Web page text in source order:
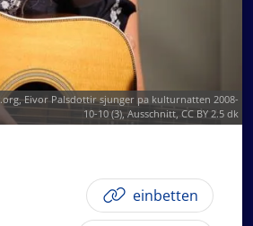
Eivor Palsdottir sjunger pa kulturnatten 2008-
10-10 (3), Ausschnitt, CC BY 2.5 dk
einbetten